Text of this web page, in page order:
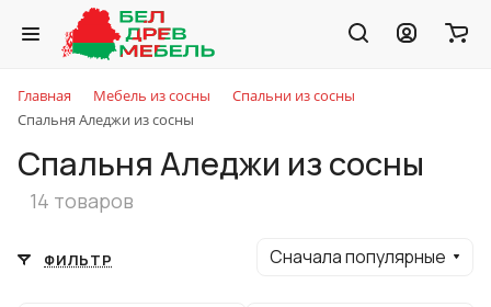
Главная Мебель из сосны
Спальни из сосны
Спальня Аледжи из сосны
Спальня Аледжи из сосны
14 товаров
ФИЛЬТР Сначала популярные